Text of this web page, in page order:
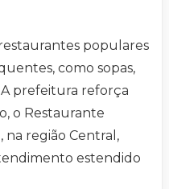
populares
como sopas,
A prefeitura reforça
o Restaurante
região Central,
estendido